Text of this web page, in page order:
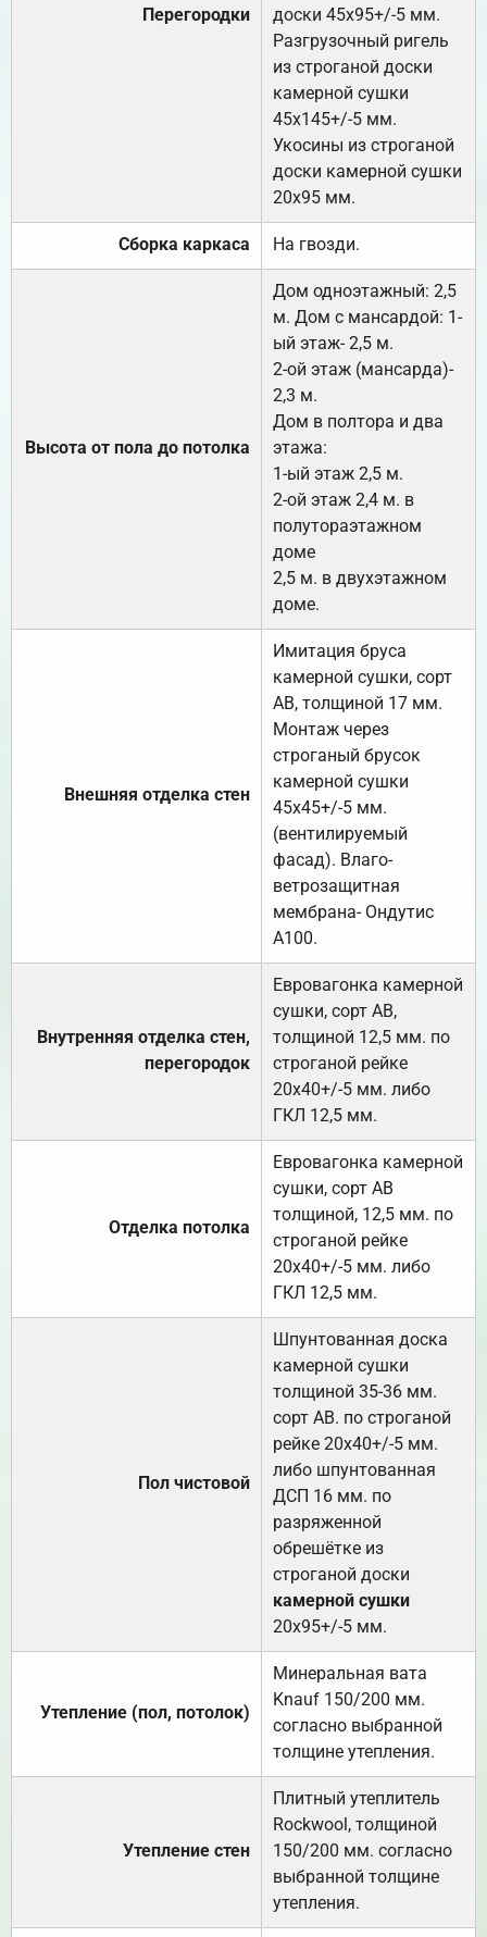
Перегородки
доски 45х95+/-5 мм.
Разгрузочный ригель
из строганой доски
камерной сушки
45х145+/-5 мм.
Укосины из строганой
доски камерной сушки
20х95 мм.
Сборка каркаса На гвозди.
Высота от пола до потолка
Дом одноэтажный: 2,5
м. Дом с мансардой: 1-
ый этаж- 2,5 м.
2-ой этаж (мансарда)-
2,3 м.
Дом в полтора и два
этажа:
1-ый этаж 2,5 м.
2-ой этаж 2,4 м. в
полутораэтажном
доме
2,5 м. в двухэтажном
доме.
Внешняя отделка стен
Имитация бруса
камерной сушки, сорт
АВ, толщиной 17 мм.
Монтаж через
строганый брусок
камерной сушки
45х45+/-5 мм.
(вентилируемый
фасад). Влаго-
ветрозащитная
мембрана- Ондутис
А100.
Внутренняя отделка стен,
перегородок
Евровагонка камерной
сушки, сорт АВ,
толщиной 12,5 мм. по
строганой рейке
20х40+/-5 мм. либо
ГКЛ 12,5 мм.
Отделка потолка
Евровагонка камерной
сушки, сорт АВ
толщиной, 12,5 мм. по
строганой рейке
20х40+/-5 мм. либо
ГКЛ 12,5 мм.
Пол чистовой
Шпунтованная доска
камерной сушки
толщиной 35-36 мм.
сорт АВ. по строганой
рейке 20х40+/-5 мм.
либо шпунтованная
ДСП 16 мм. по
разряженной
обрешётке из
строганой доски
камерной сушки
20х95+/-5 мм.
Утепление (пол, потолок)
Минеральная вата
Knauf 150/200 мм.
согласно выбранной
толщине утепления.
Утепление стен
Плитный утеплитель
Rockwool, толщиной
150/200 мм. согласно
выбранной толщине
утепления.